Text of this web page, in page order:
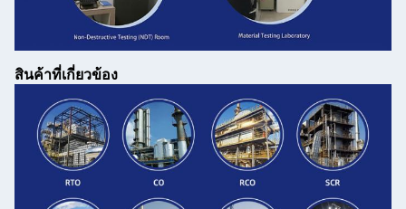
สินค้าที่เกี่ยวข้อง